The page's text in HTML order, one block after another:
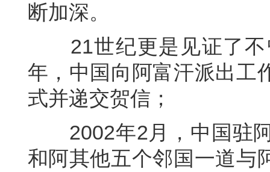
断加深。
21世纪更是见证了不
年，中国向阿富汗派出工
式并递交贺信；
2002年2月，中国驻阿
和阿其他五个邻国一道与